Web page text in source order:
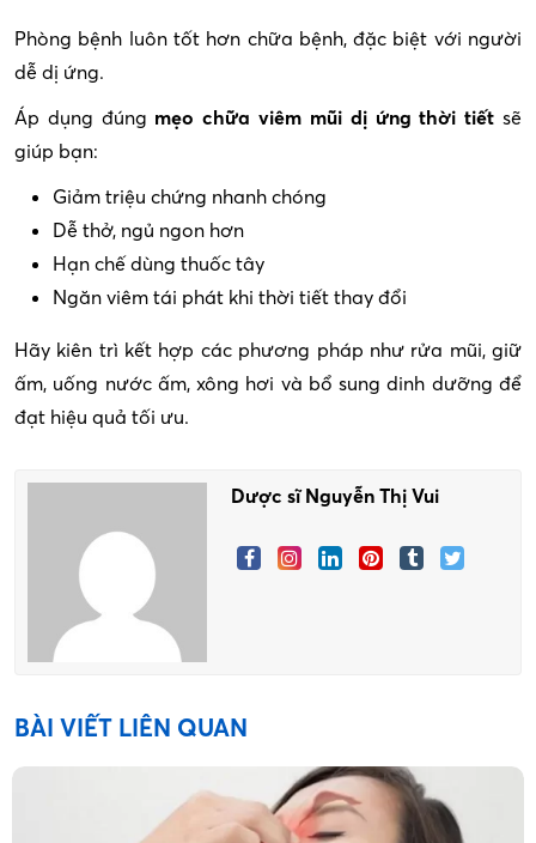
Phòng bệnh luôn tốt hơn chữa bệnh, đặc biệt với người
dễ dị ứng.
Áp dụng đúng mẹo chữa viêm mũi dị ứng thời tiết sẽ
giúp bạn:
Giảm triệu chứng nhanh chóng
Dễ thở, ngủ ngon hơn
Hạn chế dùng thuốc tây
Ngăn viêm tái phát khi thời tiết thay đổi
Hãy kiên trì kết hợp các phương pháp như rửa mũi, giữ
ấm, uống nước ấm, xông hơi và bổ sung dinh dưỡng để
đạt hiệu quả tối ưu.
Dược sĩ Nguyễn Thị Vui
BÀI VIẾT LIÊN QUAN